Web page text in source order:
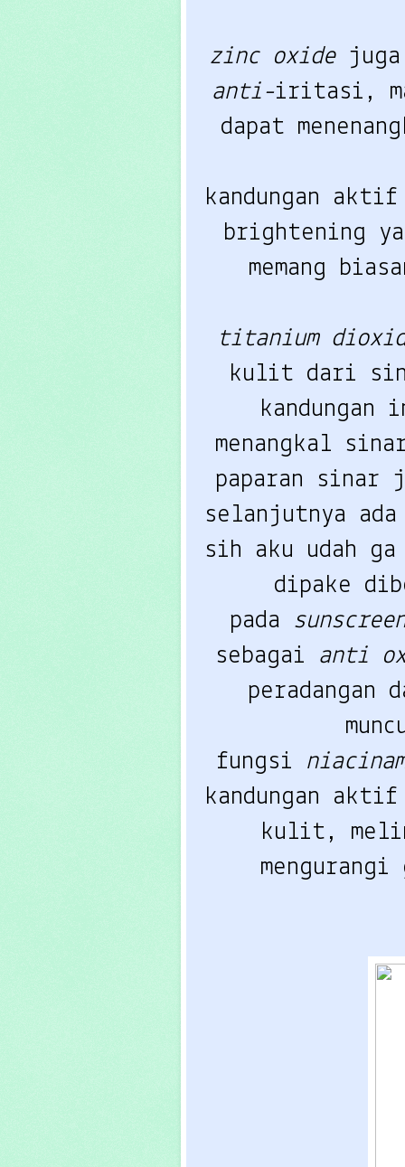
zinc oxide
anti-iritasi,
dapat
kandungan
brightening
memang
titanium
kulit dari
menangkal
paparan
selanjutnya
sih aku udah
dipake
pada
sebagai anti
peradangan
fungsi
kandungan
kulit,